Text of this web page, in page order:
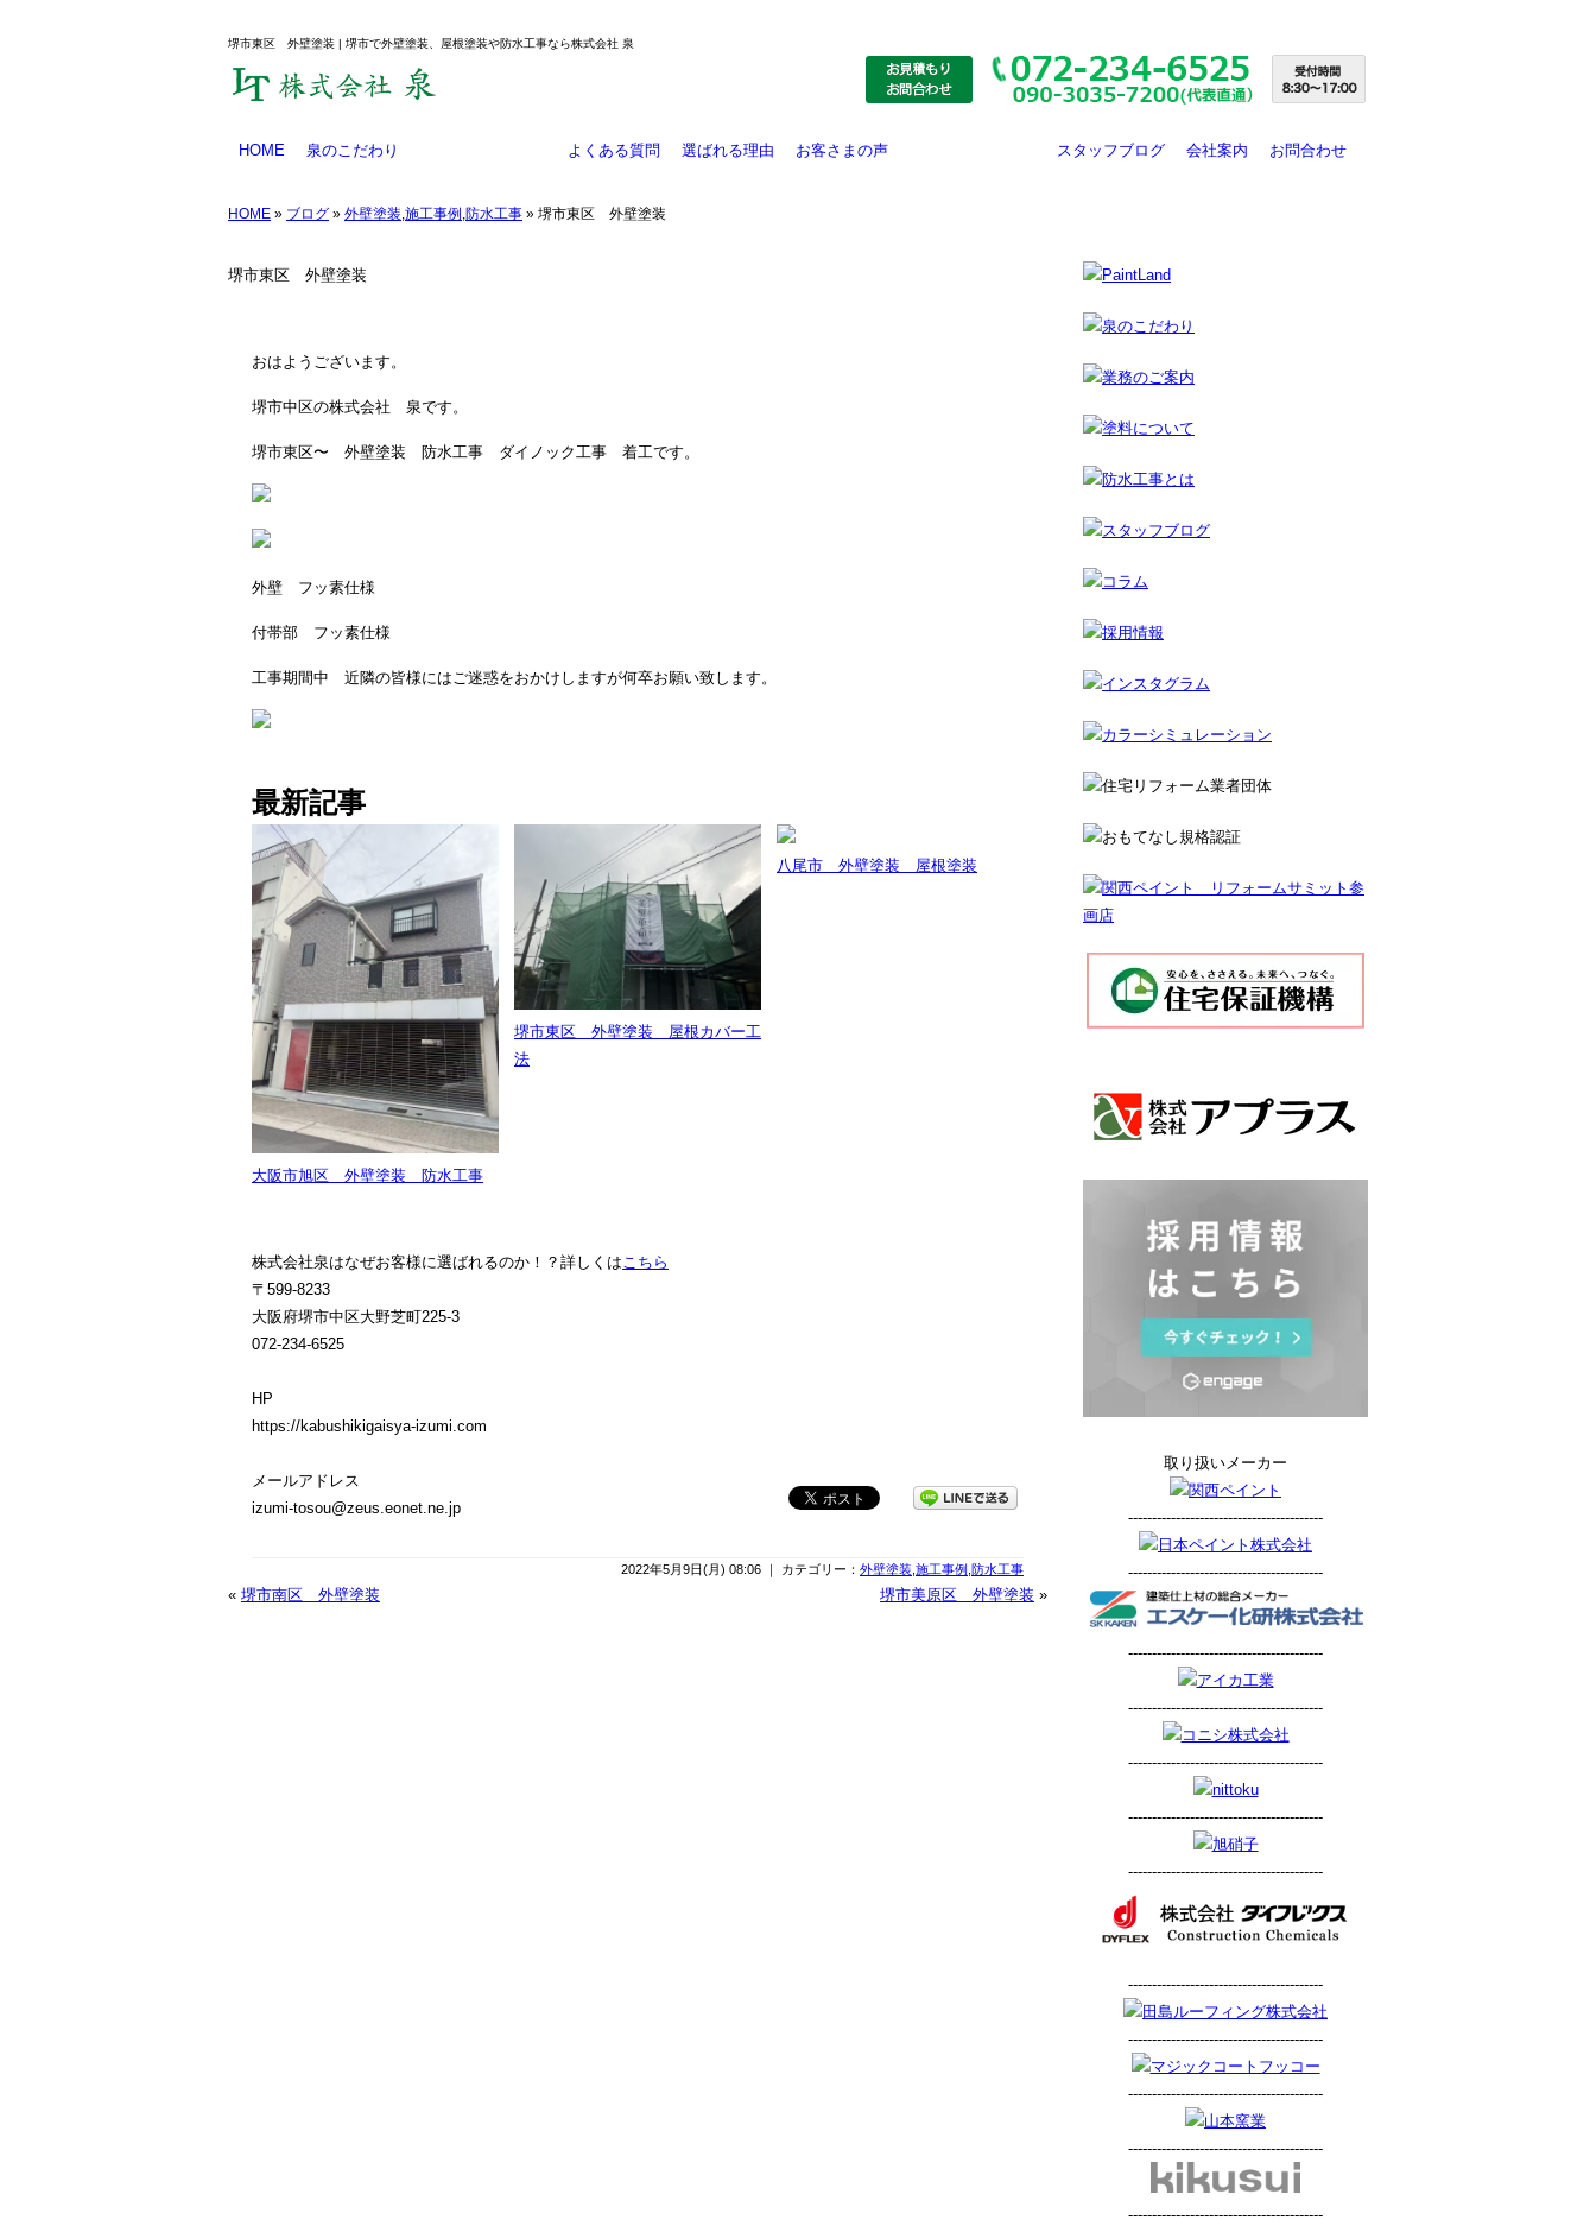
堺市東区 外壁塗装 | 堺市で外壁塗装、屋根塗装や防水工事なら株式会社 泉
HOME 泉のこだわり
塗料について
防水工事とは
工事メニュー
よくある質問 選ばれる理由 お客さまの声 スタッフブログ 会社案内 お問合わせ
HOME » ブログ » 外壁塗装 施工事例 防水工事 » 堺市東区 外壁塗装
堺市東区 外壁塗装
おはようございます。
堺市中区の株式会社 泉です。
堺市東区〜 外壁塗装 防水工事 ダイノック工事 着工です。
外壁 フッ素仕様
付帯部 フッ素仕様
工事期間中 近隣の皆様にはご迷惑をおかけしますが何卒お願い致します。
最新記事
大阪市旭区 外壁塗装 防水工事
堺市東区 外壁塗装 屋根カバー工
法
八尾市 外壁塗装 屋根塗装
株式会社泉はなぜお客様に選ばれるのか！？詳しくはこちら
〒599-8233
大阪府堺市中区大野芝町225-3
072-234-6525
HP
https://kabushikigaisya-izumi.com
メールアドレス
izumi-tosou@zeus.eonet.ne.jp
2022年5月9日(月) 08:06 ｜ カテゴリー： 外壁塗装 施工事例 防水工事
« 堺市南区 外壁塗装 堺市美原区 外壁塗装 »
取り扱いメーカー
-----------------------------------------
-----------------------------------------
-----------------------------------------
-----------------------------------------
-----------------------------------------
-----------------------------------------
-----------------------------------------
-----------------------------------------
-----------------------------------------
-----------------------------------------
-----------------------------------------
-----------------------------------------